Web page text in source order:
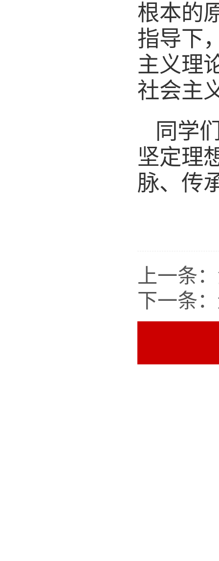
根本的
指导下
主义理
社会主
同学
坚定理
脉、传
上一条：
下一条：